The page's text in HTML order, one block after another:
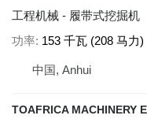
工程机械 - 履带式挖掘机
功率 153 千瓦 (208 马力)
中国, Anhui
TOAFRICA MACHINERY